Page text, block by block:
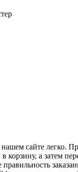
сайте легко.
корзину, а затем
правильность